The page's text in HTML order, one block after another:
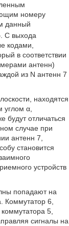
номеру
данный
С выхода
кодами,
в соответствии
антенн)
из N антенн 7
находятся
углом α,
будут отличаться
случае при
антенн 7,
становится
устройств
попадают на
Коммутатор 6,
5,
сигналы на